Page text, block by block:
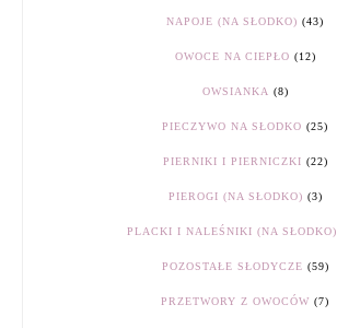
NAPOJE (NA SŁODKO) (43)
OWOCE NA CIEPŁO (12)
OWSIANKA (8)
PIECZYWO NA SŁODKO (25)
PIERNIKI I PIERNICZKI (22)
PIEROGI (NA SŁODKO) (3)
PLACKI I NALEŚNIKI (NA SŁODKO)
POZOSTAŁE SŁODYCZE (59)
PRZETWORY Z OWOCÓW (7)